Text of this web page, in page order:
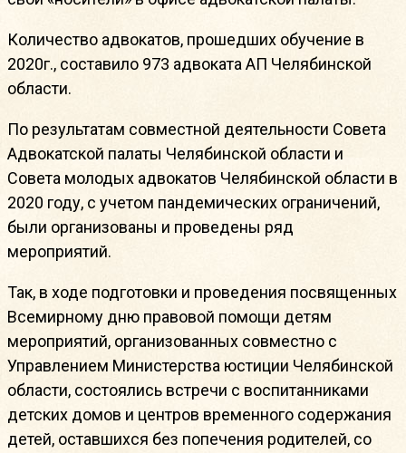
Количество адвокатов, прошедших обучение в
2020г., составило 973 адвоката АП Челябинской
области.
По результатам совместной деятельности Совета
Адвокатской палаты Челябинской области и
Совета молодых адвокатов Челябинской области в
2020 году, c учетом пандемических ограничений,
были организованы и проведены ряд
мероприятий.
Так, в ходе подготовки и проведения посвященных
Всемирному дню правовой помощи детям
мероприятий, организованных совместно с
Управлением Министерства юстиции Челябинской
области, состоялись встречи с воспитанниками
детских домов и центров временного содержания
детей, оставшихся без попечения родителей, со